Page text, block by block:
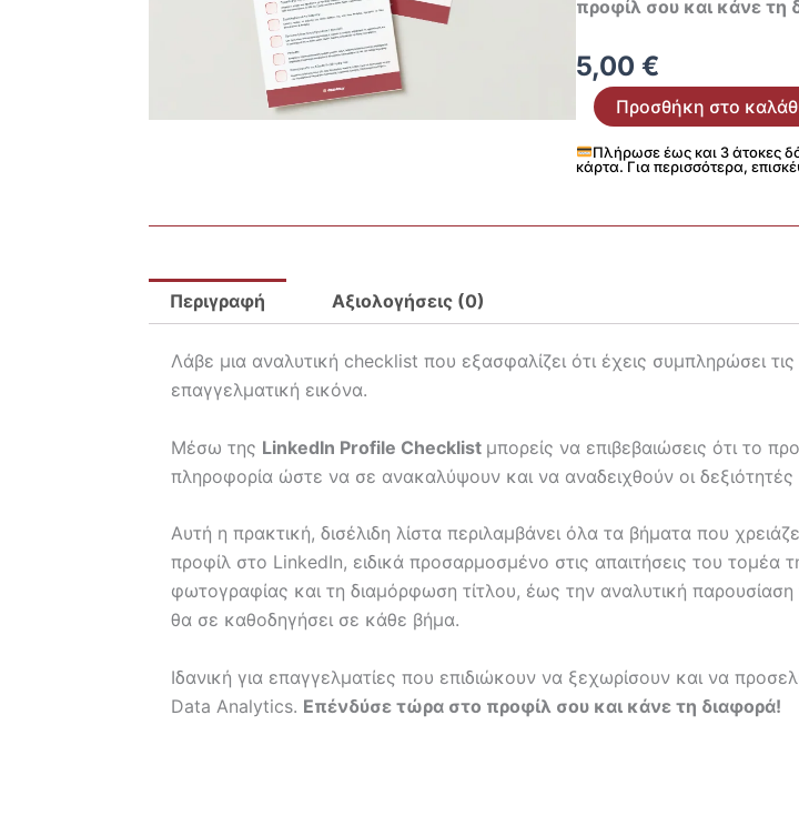
προφίλ σου και κάνε τη
5,00€
LinkedIn
Profile
ποσότητα
Προσθήκη στο
Πλήρωσε έως και 3 άτοκες
κάρτα. Για περισσότερα,
Περιγραφή Αξιολογήσεις (0)
Λάβε μια αναλυτική checklist που εξασφαλίζει ότι έχεις συμπληρώσει
επαγγελματική εικόνα.
Μέσω της LinkedIn Profile Checklist μπορείς να επιβεβαιώσεις ότι το
πληροφορία ώστε να σε ανακαλύψουν και να αναδειχθούν οι δεξιότητές
Αυτή η πρακτική, δισέλιδη λίστα περιλαμβάνει όλα τα βήματα που
προφίλ στο LinkedIn, ειδικά προσαρμοσμένο στις απαιτήσεις του
φωτογραφίας και τη διαμόρφωση τίτλου, έως την αναλυτική
θα σε καθοδηγήσει σε κάθε βήμα.
Ιδανική για επαγγελματίες που επιδιώκουν να ξεχωρίσουν και να
Data Analytics. Επένδύσε τώρα στο προφίλ σου και κάνε τη διαφορά!